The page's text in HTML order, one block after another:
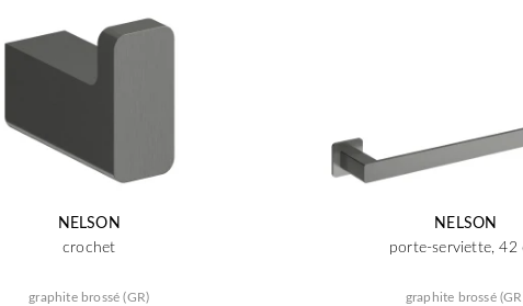
NELSON
crochet
graphite brossé (GR)
NELSON
porte-serviette, 42
graphite brossé